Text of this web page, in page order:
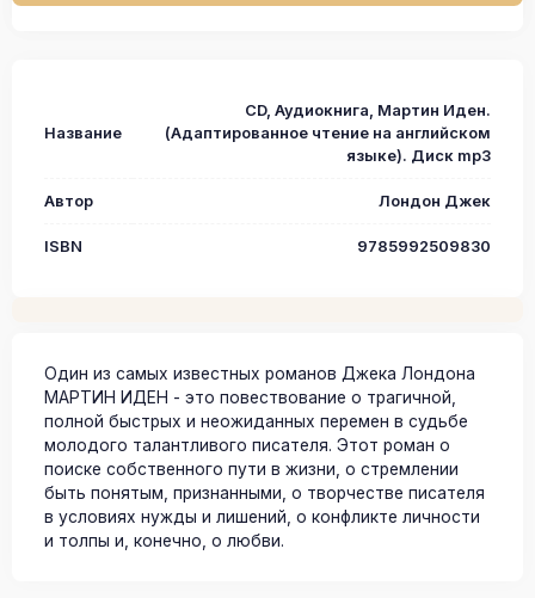
Название
CD, Аудиокнига, Мартин Иден.
(Адаптированное чтение на английском
языке). Диск mp3
Автор Лондон Джек
ISBN 9785992509830
Один из самых известных романов Джека Лондона
МАРТИН ИДЕН - это повествование о трагичной,
полной быстрых и неожиданных перемен в судьбе
молодого талантливого писателя. Этот роман о
поиске собственного пути в жизни, о стремлении
быть понятым, признанными, о творчестве писателя
в условиях нужды и лишений, о конфликте личности
и толпы и, конечно, о любви.